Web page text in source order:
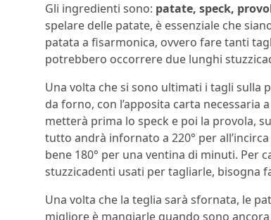
Gli ingredienti sono: patate, speck,
spelare delle patate, è essenziale che
patata a fisarmonica, ovvero fare tanti
potrebbero occorrere due lunghi
Una volta che si sono ultimati i tagli sulla
da forno, con l’apposita carta necessaria
metterà prima lo speck e poi la provola,
tutto andrà infornato a 220° per
bene 180° per una ventina di minuti. Per
stuzzicadenti usati per tagliarle, bisogna
Una volta che la teglia sarà sfornata, le
migliore è mangiarle quando sono